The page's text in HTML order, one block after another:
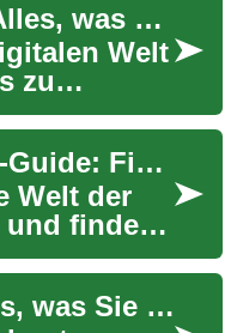
Mobilfunktarife: Alles, was Sie wissen müssen
Welt
zu
Kaffeemaschinen-Guide: Finden Sie Ihr perfektes Gerät
Welt der
und finden
für Ihre
Kreditkarten: Alles, was Sie über moderne Zahlungsmittel wissen müssen